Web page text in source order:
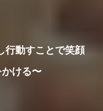
行動すことで笑顔
ける〜